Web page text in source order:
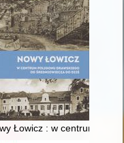
w XVI-
Łowicz : w centrum